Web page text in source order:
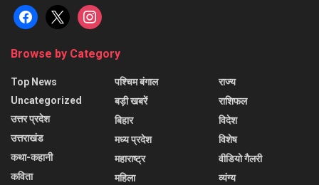
facebook
x instagram
Browse by Category
Top News
Uncategorized
उत्तर प्रदेश
उत्तराखंड
कथा-कहानी
कविता
पश्चिम बंगाल
बड़ी खबरें
बिहार
मध्य प्रदेश
महाराष्ट्र
महिला
राज्य
राशिफल
विदेश
विशेष
वीडियो गैलरी
व्यंग्य